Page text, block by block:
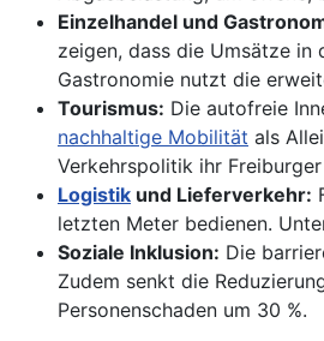
Einzelhandel und
zeigen, dass die Umsätze in
Gastronomie nutzt die
Tourismus: Die autofreie
nachhaltige Mobilität als
Verkehrspolitik ihr
Logistik und Lieferverkehr:
letzten Meter bedienen.
Soziale Inklusion: Die
Zudem senkt die
Personenschaden um 30 %.